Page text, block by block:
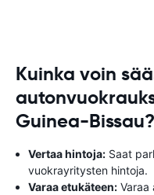
Kuinka voin
Guinea-Bissau?
Vertaa hintoja: Saat
vuokrayritysten hintoja.
Varaa etukäteen: Varaa